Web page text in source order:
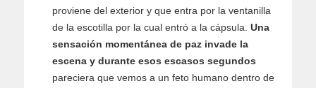
proviene del exterior y que entra por la ventanilla
de la escotilla por la cual entró a la cápsula. Una
sensación momentánea de paz invade la
escena y durante esos escasos segundos
pareciera que vemos a un feto humano dentro de